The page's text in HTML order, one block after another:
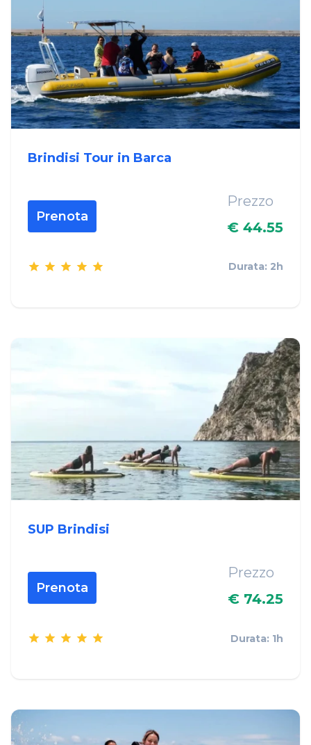
Brindisi Tour in Barca
Prenota
Prezzo
€ 44.55
Durata: 2h
SUP Brindisi
Prenota
Prezzo
€ 74.25
Durata: 1h